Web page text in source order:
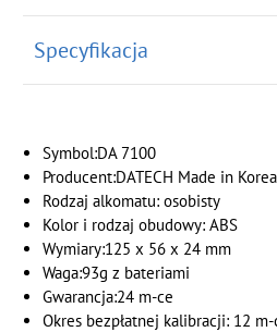
Specyfikacja
Symbol:DA 7100
Producent:DATECH Made in Korea
Rodzaj alkomatu: osobisty
Kolor i rodzaj obudowy: ABS
Wymiary:125 x 56 x 24 mm
Waga:93g z bateriami
Gwarancja:24 m-ce
Okres bezpłatnej kalibracji: 12